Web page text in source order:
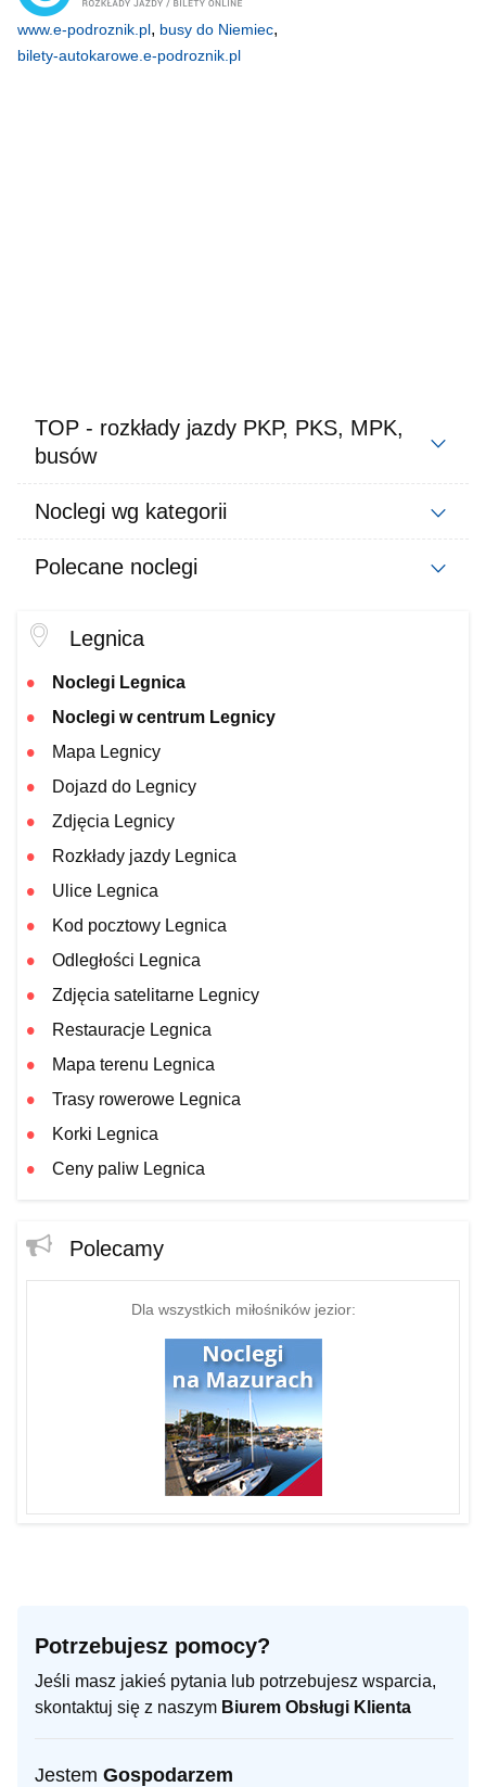
www.e-podroznik.pl, busy do Niemiec,
bilety-autokarowe.e-podroznik.pl
TOP - rozkłady jazdy PKP, PKS, MPK,
busów
Noclegi wg kategorii
Polecane noclegi
Legnica
Noclegi Legnica
Noclegi w centrum Legnicy
Mapa Legnicy
Dojazd do Legnicy
Zdjęcia Legnicy
Rozkłady jazdy Legnica
Ulice Legnica
Kod pocztowy Legnica
Odległości Legnica
Zdjęcia satelitarne Legnicy
Restauracje Legnica
Mapa terenu Legnica
Trasy rowerowe Legnica
Korki Legnica
Ceny paliw Legnica
Polecamy
Dla wszystkich miłośników jezior:
Potrzebujesz pomocy?
Jeśli masz jakieś pytania lub potrzebujesz wsparcia,
skontaktuj się z naszym Biurem Obsługi Klienta
Jestem Gospodarzem